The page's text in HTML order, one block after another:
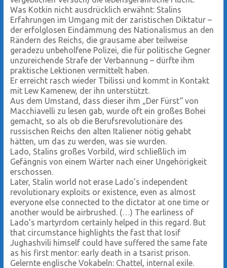
Was Kotkin nicht ausdrücklich erwähnt: Stalins
Erfahrungen im Umgang mit der zaristischen Diktatur –
der erfolglosen Eindämmung des Nationalismus an den
Rändern des Reichs, die grausame aber teilweise
geradezu unbeholfene Polizei, die für politische Gegner
unzureichende Strafe der Verbannung – dürfte ihm
praktische Lektionen vermittelt haben.
Er erreicht rasch wieder Tbilissi und kommt in Kontakt
mit Lew Kamenew, der ihn unterstützt.
Aus dem Umstand, dass dieser ihm „Der Fürst“ von
Macchiavelli zu lesen gab, wurde oft ein großes Bohei
gemacht, so als ob die Berufsrevolutionäre des
russischen Reichs den alten Italiener nötig gehabt
hätten, um das zu werden, was sie wurden.
Lado, Stalins großes Vorbild, wird schließlich im
Gefängnis von einem Wärter nach einer Ungehörigkeit
erschossen.
Later, Stalin world not erase Lado’s independent
revolutionary exploits or existence, even as almost
everyone else connected to the dictator at one time or
another would be airbrushed. (…) The earliness of
Lado’s martyrdom certainly helped in this regard. But
that circumstance highlights the fast that Iosif
Jughashvili himself could have suffered the same fate
as his first mentor: early death in a tsarist prison.
Gelernte englische Vokabeln: Chattel, internal exile.